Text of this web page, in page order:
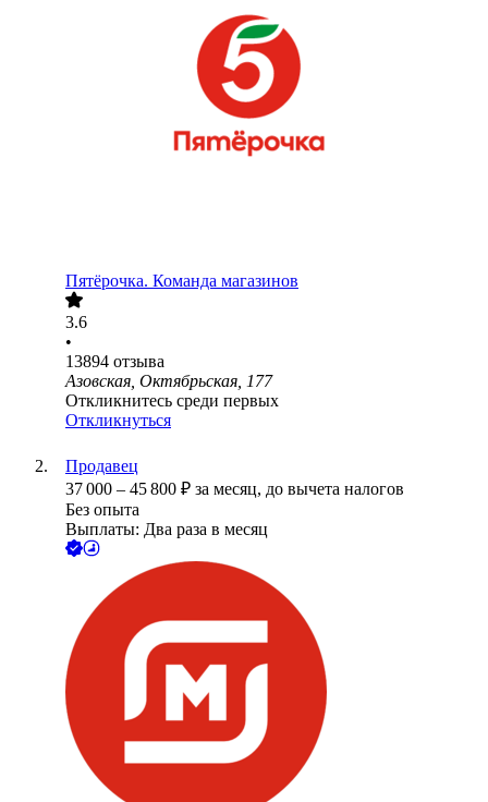
Пятёрочка. Команда магазинов
3.6
•
13894 отзыва
Азовская, Октябрьская, 177
Откликнитесь среди первых
Откликнуться
Продавец
37 000 – 45 800 ₽ за месяц, до вычета налогов
Без опыта
Выплаты: Два раза в месяц